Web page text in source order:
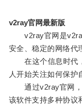
v2ray官网最新版
v2ray官网是v2ray
安全、稳定的网络代
在这个信息时代，
人开始关注如何保护
通过v2ray官网，
该软件支持多种协议